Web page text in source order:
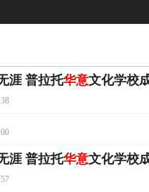
涯 普拉托华意文化学校
涯 普拉托华意文化学校